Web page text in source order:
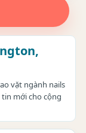
vặt ngành nails
mới cho cộng